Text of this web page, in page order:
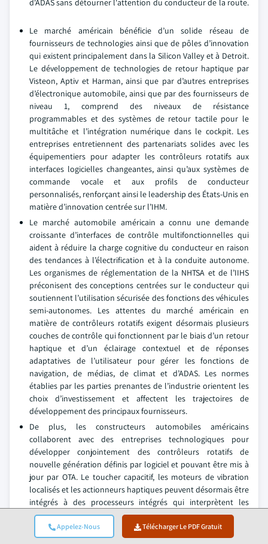
Appelez-Nous Télécharger Le PDF Gratuit
d'ADAS sans détourner l'attention du conducteur de la route.
Le marché américain bénéficie d’un solide réseau de
fournisseurs de technologies ainsi que de pôles d’innovation
qui existent principalement dans la Silicon Valley et à Detroit.
Le développement de technologies de retour haptique par
Visteon, Aptiv et Harman, ainsi que par d’autres entreprises
d’électronique automobile, ainsi que par des fournisseurs de
niveau 1, comprend des niveaux de résistance
programmables et des systèmes de retour tactile pour le
multitâche et l’intégration numérique dans le cockpit. Les
entreprises entretiennent des partenariats solides avec les
équipementiers pour adapter les contrôleurs rotatifs aux
interfaces logicielles changeantes, ainsi qu’aux systèmes de
commande vocale et aux profils de conducteur
personnalisés, renforçant ainsi le leadership des États-Unis en
matière d’innovation centrée sur l’IHM.
Le marché automobile américain a connu une demande
croissante d’interfaces de contrôle multifonctionnelles qui
aident à réduire la charge cognitive du conducteur en raison
des tendances à l’électrification et à la conduite autonome.
Les organismes de réglementation de la NHTSA et de l’IIHS
préconisent des conceptions centrées sur le conducteur qui
soutiennent l’utilisation sécurisée des fonctions des véhicules
semi-autonomes. Les attentes du marché américain en
matière de contrôleurs rotatifs exigent désormais plusieurs
couches de contrôle qui fonctionnent par le biais d’un retour
haptique et d’un éclairage contextuel et de réponses
adaptatives de l’utilisateur pour gérer les fonctions de
navigation, de médias, de climat et d’ADAS. Les normes
établies par les parties prenantes de l’industrie orientent les
choix d’investissement et affectent les trajectoires de
développement des principaux fournisseurs.
De plus, les constructeurs automobiles américains
collaborent avec des entreprises technologiques pour
développer conjointement des contrôleurs rotatifs de
nouvelle génération définis par logiciel et pouvant être mis à
jour par OTA. Le toucher capacitif, les moteurs de vibration
localisés et les actionneurs haptiques peuvent désormais être
intégrés à des processeurs intégrés qui interprètent les
entrées du pilote en temps réel grâce à des partenariats avec
des entreprises telles que Texas Instruments, TDK et Cirque
Corporation.